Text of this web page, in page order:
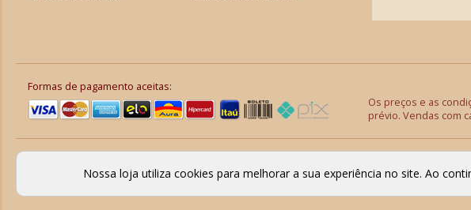
Formas de pagamento aceitas:
Os preços e as
prévio. Vendas com
Nossa loja utiliza cookies para melhorar a sua experiência no site. Ao